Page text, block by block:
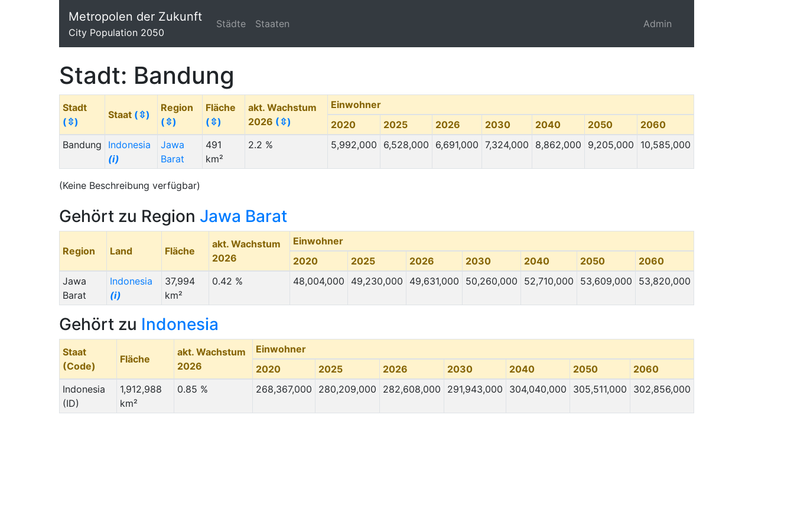
Metropolen der Zukunft
City Population 2050
Städte Staaten Admin
Stadt: Bandung
Stadt
(⇳)
Staat (⇳)
Region
(⇳)
Fläche
(⇳)
akt. Wachstum
2026 (⇳)
Einwohner
2020
2025 2026 2030 2040 2050
2060
Bandung
Indonesia
(i)
Jawa
Barat
491
km²
2.2 % 5,992,000 6,528,000 6,691,000 7,324,000 8,862,000 9,205,000 10,585,000
(Keine Beschreibung verfügbar)
Gehört zu Region Jawa Barat
Region Land Fläche
akt. Wachstum
2026
Einwohner
2020
2025 2026 2030 2040 2050
2060
Jawa
Barat
Indonesia
(i)
37,994
km²
0.42 % 48,004,000 49,230,000 49,631,000 50,260,000 52,710,000 53,609,000 53,820,000
Gehört zu Indonesia
Staat
(Code)
Fläche
akt. Wachstum
2026
Einwohner
2020
2025 2026 2030 2040 2050
2060
Indonesia
(ID)
1,912,988
km²
0.85 % 268,367,000 280,209,000 282,608,000 291,943,000 304,040,000 305,511,000 302,856,000